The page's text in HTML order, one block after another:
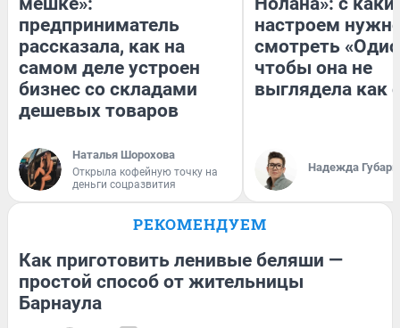
предприниматель
рассказала, как на
самом деле устроен
бизнес со складами
дешевых товаров
Наталья Шорохова
Открыла кофейную точку на
деньги соцразвития
настроем
смотреть
чтобы она не
выглядела как
Надежда Губарь
РЕКОМЕНДУЕМ
Как приготовить ленивые беляши —
простой способ от жительницы
Барнаула